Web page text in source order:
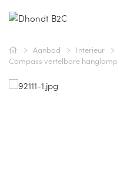
Aanbod Interieur
Compass vertelbare